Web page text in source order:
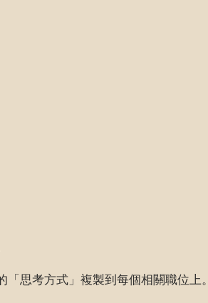
思考方式」複製到每個相關職位上。